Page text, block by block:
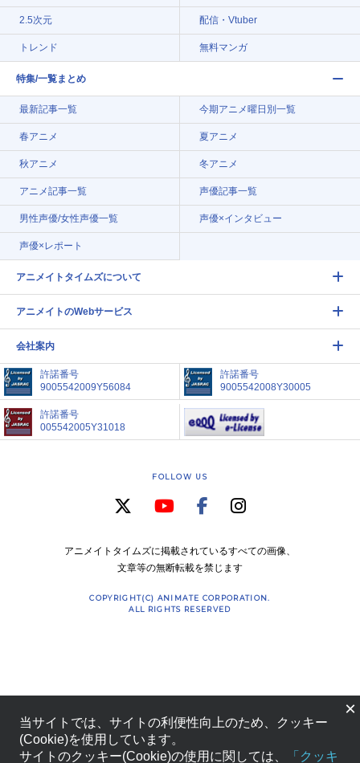
2.5次元 配信・Vtuber
トレンド 無料マンガ
特集/一覧まとめ
最新記事一覧 今期アニメ曜日別一覧
春アニメ 夏アニメ
秋アニメ 冬アニメ
アニメ記事一覧 声優記事一覧
男性声優/女性声優一覧 声優×インタビュー
声優×レポート
アニメイトタイムズについて
アニメイトのWebサービス
会社案内
許諾番号
9005542009Y56084
許諾番号
9005542008Y30005
許諾番号
005542005Y31018
FOLLOW US
アニメイトタイムズに掲載されているすべての画像、
文章等の無断転載を禁じます
COPYRIGHT(C) ANIMATE CORPORATION.
ALL RIGHTS RESERVED
×
当サイトでは、サイトの利便性向上のため、クッキー
(Cookie)を使用しています。
サイトのクッキー(Cookie)の使用に関しては、
「クッキ